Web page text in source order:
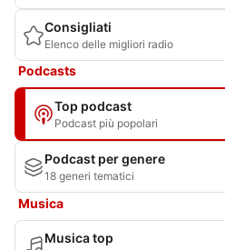
Consigliati
Elenco delle migliori radio
Podcasts
Top podcast
Podcast più popolari
Podcast per genere
18 generi tematici
Musica
Musica top